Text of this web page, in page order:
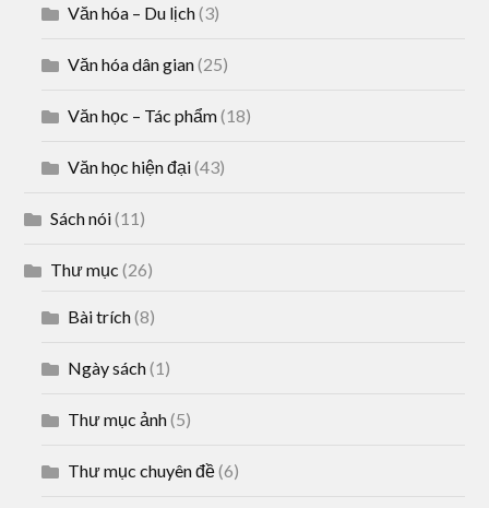
Văn hóa – Du lịch(3)
Văn hóa dân gian(25)
Văn học – Tác phẩm(18)
Văn học hiện đại(43)
Sách nói(11)
Thư mục (26)
Bài trích(8)
Ngày sách(1)
Thư mục ảnh(5)
Thư mục chuyên đề(6)